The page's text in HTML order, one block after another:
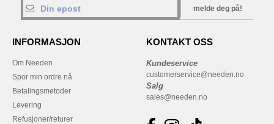
melde deg på!
INFORMASJON
Om Needen
Spor min ordre nå
Betalingsmetoder
Levering
Refusjoner/returer
KONTAKT OSS
Kundeservice
customerservice@needen.no
Salg
sales@needen.no